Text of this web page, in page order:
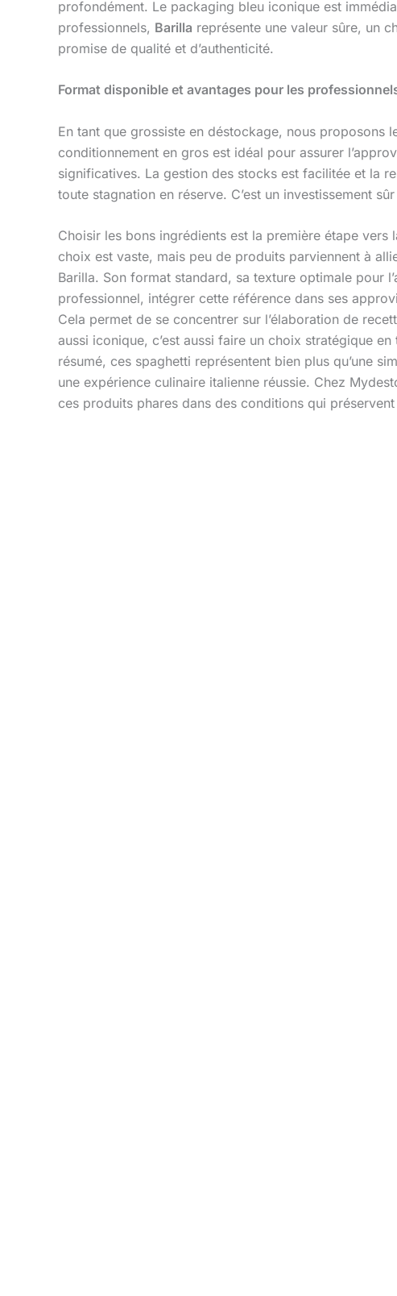
profondément. Le packaging bleu iconique est
professionnels, Barilla représente une valeur sûre, un
promise de qualité et d’authenticité.
Format disponible et avantages pour les
En tant que grossiste en déstockage, nous proposons
conditionnement en gros est idéal pour assurer
significatives. La gestion des stocks est facilitée et la
toute stagnation en réserve. C’est un investissement
Choisir les bons ingrédients est la première étape vers
choix est vaste, mais peu de produits parviennent à
Barilla. Son format standard, sa texture optimale pour
professionnel, intégrer cette référence dans ses
Cela permet de se concentrer sur l’élaboration de
aussi iconique, c’est aussi faire un choix stratégique
résumé, ces spaghetti représentent bien plus qu’une
une expérience culinaire italienne réussie. Chez
ces produits phares dans des conditions qui